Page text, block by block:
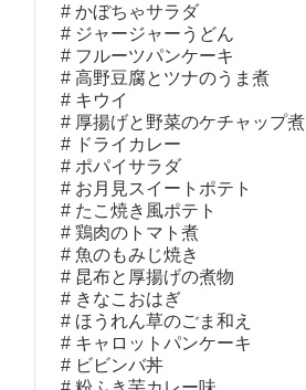
かぼちゃサラダ
ジャージャーうどん
フルーツパンケーキ
高野豆腐とツナのうま煮
キウイ
厚揚げと野菜のケチャップ煮
ドライカレー
ポパイサラダ
お月見スイートポテト
たこ焼き風ポテト
鶏肉のトマト煮
魚のもみじ焼き
昆布と厚揚げの煮物
きなこおはぎ
ほうれん草のごま和え
キャロットパンケーキ
ビビンバ丼